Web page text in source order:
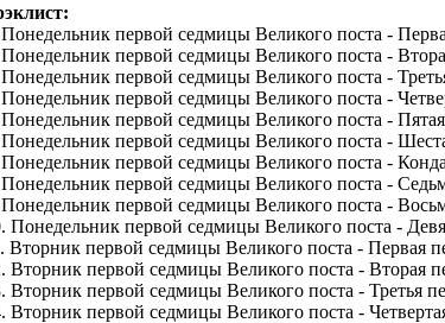
первой седмицы Великого поста -
первой седмицы Великого поста -
первой седмицы Великого поста -
первой седмицы Великого поста -
первой седмицы Великого поста -
первой седмицы Великого поста -
первой седмицы Великого поста -
первой седмицы Великого поста -
первой седмицы Великого поста -
Понедельник первой седмицы Великого поста -
Вторник первой седмицы Великого поста - Первая
Вторник первой седмицы Великого поста - Вторая
Вторник первой седмицы Великого поста - Третья
Вторник первой седмицы Великого поста -